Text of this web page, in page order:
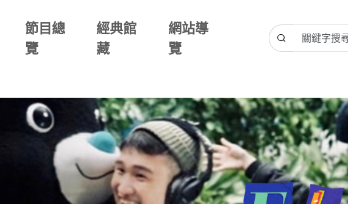
節目總
覽
經典館
藏
網站導
覽